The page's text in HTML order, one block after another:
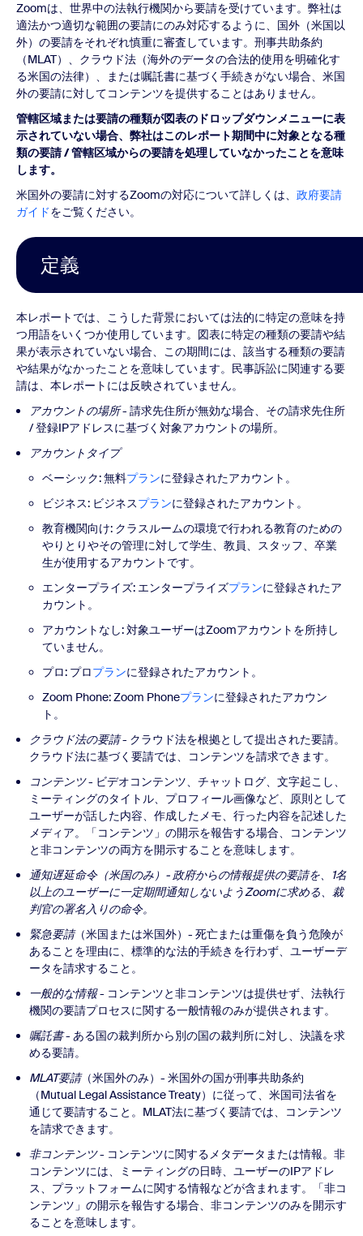
Zoomは、世界中の法執行機関から要請を受けています。弊社は
適法かつ適切な範囲の要請にのみ対応するように、国外（米国以
外）の要請をそれぞれ慎重に審査しています。刑事共助条約
（MLAT）、クラウド法（海外のデータの合法的使用を明確化す
る米国の法律）、または嘱託書に基づく手続きがない場合、米国
外の要請に対してコンテンツを提供することはありません。
管轄区域または要請の種類が図表のドロップダウンメニューに表
示されていない場合、弊社はこのレポート期間中に対象となる種
類の要請 / 管轄区域からの要請を処理していなかったことを意味
します。
米国外の要請に対するZoomの対応について詳しくは、 政府要請
ガイドをご覧ください。
定義
本レポートでは、こうした背景においては法的に特定の意味を持
つ用語をいくつか使用しています。図表に特定の種類の要請や結
果が表示されていない場合、この期間には、該当する種類の要請
や結果がなかったことを意味しています。民事訴訟に関連する要
請は、本レポートには反映されていません。
アカウントの場所- 請求先住所が無効な場合、その請求先住所
/ 登録IPアドレスに基づく対象アカウントの場所。
アカウントタイプ
ベーシック: 無料プランに登録されたアカウント。
ビジネス: ビジネスプランに登録されたアカウント。
教育機関向け: クラスルームの環境で行われる教育のための
やりとりやその管理に対して学生、教員、スタッフ、卒業
生が使用するアカウントです。
エンタープライズ: エンタープライズプランに登録されたア
カウント。
アカウントなし: 対象ユーザーはZoomアカウントを所持し
ていません。
プロ: プロプランに登録されたアカウント。
Zoom Phone: Zoom Phoneプランに登録されたアカウン
ト。
クラウド法の要請- クラウド法を根拠として提出された要請。
クラウド法に基づく要請では、コンテンツを請求できます。
コンテンツ- ビデオコンテンツ、チャットログ、文字起こし、
ミーティングのタイトル、プロフィール画像など、原則として
ユーザーが話した内容、作成したメモ、行った内容を記述した
メディア。「コンテンツ」の開示を報告する場合、コンテンツ
と非コンテンツの両方を開示することを意味します。
通知遅延命令（米国のみ）- 政府からの情報提供の要請を、1名
以上のユーザーに一定期間通知しないようZoomに求める、裁
判官の署名入りの命令。
緊急要請（米国または米国外）- 死亡または重傷を負う危険が
あることを理由に、標準的な法的手続きを行わず、ユーザーデ
ータを請求すること。
一般的な情報- コンテンツと非コンテンツは提供せず、法執行
機関の要請プロセスに関する一般情報のみが提供されます。
嘱託書- ある国の裁判所から別の国の裁判所に対し、決議を求
める要請。
MLAT要請（米国外のみ）- 米国外の国が刑事共助条約
（Mutual Legal Assistance Treaty）に従って、米国司法省を
通じて要請すること。MLAT法に基づく要請では、コンテンツ
を請求できます。
非コンテンツ- コンテンツに関するメタデータまたは情報。非
コンテンツには、ミーティングの日時、ユーザーのIPアドレ
ス、プラットフォームに関する情報などが含まれます。「非コ
ンテンツ」の開示を報告する場合、非コンテンツのみを開示す
ることを意味します。